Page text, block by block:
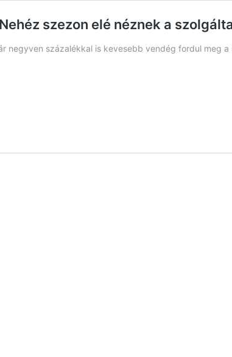
szezon elé néznek a
negyven százalékkal is kevesebb vendég fordul meg